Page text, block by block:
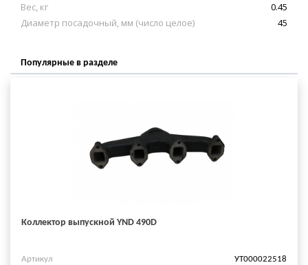
Вес, кг
0.45
Диаметр посадочный, мм (число целое)
45
Популярные в разделе
Коллектор выпускной YND 490D
Артикул УТ000022518